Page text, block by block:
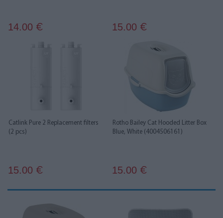
14.00 € 15.00 €
Catlink Pure 2 Replacement filters
(2 pcs)
15.00 €
Rotho Bailey Cat Hooded Litter Box
Blue, White (4004506161)
15.00 €